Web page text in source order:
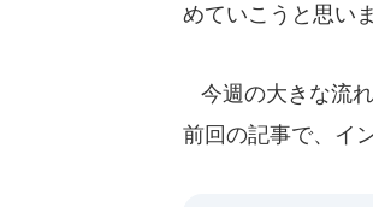
めていこうと思いま
今週の大きな流
前回の記事で、イ